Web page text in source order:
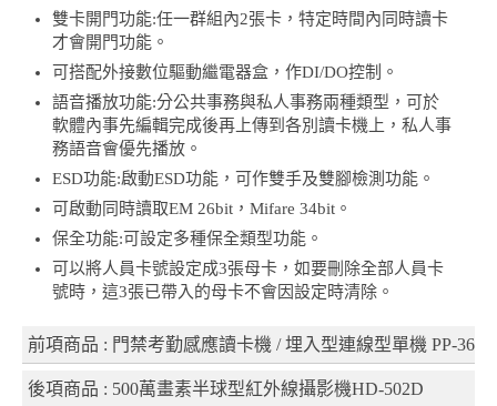
雙卡開門功能:任一群組內2張卡，特定時間內同時讀卡
才會開門功能。
可搭配外接數位驅動繼電器盒，作DI/DO控制。
語音播放功能:分公共事務與私人事務兩種類型，可於
軟體內事先編輯完成後再上傳到各別讀卡機上，私人事
務語音會優先播放。
ESD功能:啟動ESD功能，可作雙手及雙腳檢測功能。
可啟動同時讀取EM 26bit，Mifare 34bit。
保全功能:可設定多種保全類型功能。
可以將人員卡號設定成3張母卡，如要刪除全部人員卡
號時，這3張已帶入的母卡不會因設定時清除。
前項商品 : 門禁考勤感應讀卡機 / 埋入型連線型單機 PP-36
後項商品 : 500萬畫素半球型紅外線攝影機HD-502D